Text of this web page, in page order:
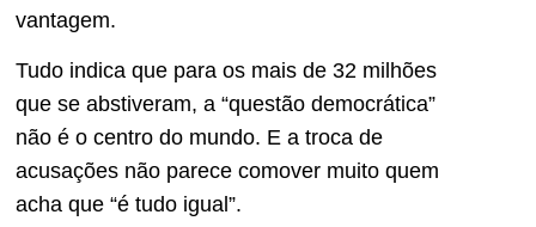
vantagem.
Tudo indica que para os mais de 32 milhões
que se abstiveram, a “questão democrática”
não é o centro do mundo. E a troca de
acusações não parece comover muito quem
acha que “é tudo igual”.